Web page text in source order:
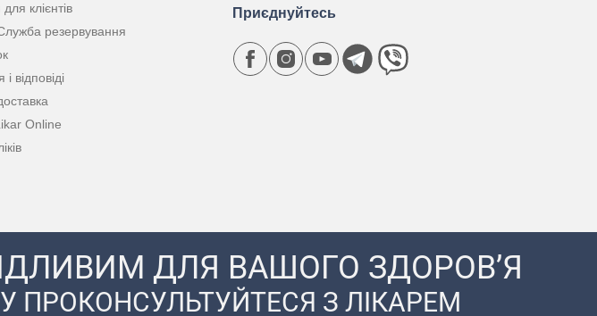
клієнтів
резервування
відповіді
Online
Приєднуйтесь
ДЛЯ ВАШОГО ЗДОРОВ’Я
ПРОКОНСУЛЬТУЙТЕСЯ З ЛІКАРЕМ